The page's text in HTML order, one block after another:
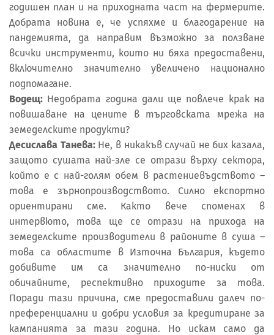
годишен план и на приходната част на фермерите.
Добрата новина е, че успяхме и благодарение на
пандемията, да направим възможно за ползване
всички инструменти, които ни бяха предоставени,
включително значително увеличено национално
подпомагане.
Водещ: Недобрата година дали ще повлече крак на
повишаване на цените в търговската мрежа на
земеделските продукти?
Десислава Танева:Не, в никакъв случай не бих казала,
защото сушата най-зле се отрази върху сектора,
който е с най-голям обем в растениевъдството –
това е зърнопроизводството. Силно експортно
ориентирани сме. Както вече споменах в
интервюто, това ще се отрази на прихода на
земеделските производители в районите в суша –
това са областите в Източна България, където
добивите им са значително по-ниски от
обичайните, респективно приходите за това.
Поради тази причина, сме предоставили далеч по-
преференциални и добри условия за кредитиране за
кампанията за тази година. Но искам само да